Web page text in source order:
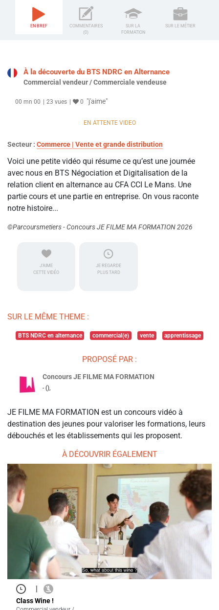
EN BREF
COMMENTAIRES
(0)
SUR LA
FORMATION
SUR LE MÉTIER
À la découverte du BTS NDRC en Alternance
Commercial vendeur / Commerciale vendeuse
00 mn 00 23 vues 0 "j'aime"
EN ATTENTE VIDEO
Secteur : Commerce | Vente et grande distribution
Voici une petite vidéo qui résume ce qu’est une journée
avec nous en BTS Négociation et Digitalisation de la
relation client en alternance au CFA CCI Le Mans. Une
partie cours et une partie en entreprise. On vous raconte
notre histoire...
©Parcoursmetiers - Concours JE FILME MA FORMATION 2026
J'AIME
CETTE VIDÉO
JE REGARDE
PLUS TARD
SUR LE MÊME THEME :
BTS NDRC en alternance commercial(e) vente apprentissage
PROPOSÉ PAR :
Concours JE FILME MA FORMATION
- (),
JE FILME MA FORMATION est un concours vidéo à
destination des jeunes pour valoriser les formations, leurs
débouchés et les établissements qui les proposent.
À DÉCOUVRIR ÉGALEMENT
|
Class Wine !